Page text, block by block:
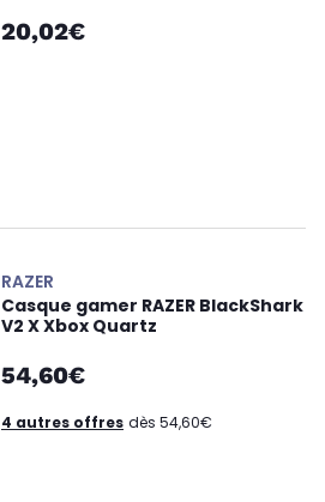
20,02€
RAZER
Casque gamer RAZER BlackShark
V2 X Xbox Quartz
54,60€
4 autres offres dès 54,60€